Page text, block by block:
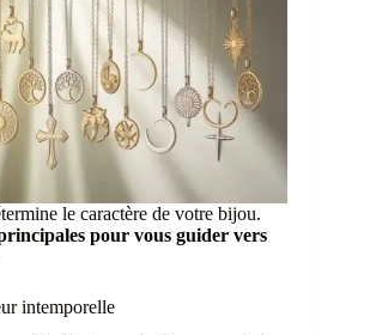
le caractère de votre bijou.
pour vous guider vers
intemporelle